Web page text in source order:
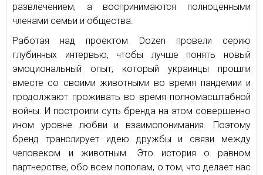
развлечением, а воспринимаются полноценными
членами семьи и общества.
Работая над проектом Dozen провели серию
глубинных интервью, чтобы лучше понять новый
эмоциональный опыт, который украинцы прошли
вместе со своими животными во время пандемии и
продолжают проживать во время полномасштабной
войны. И построили суть бренда на этом совершенно
ином уровне любви и взаимопонимания. Поэтому
бренд транслирует идею дружбы и связи между
человеком и животным. Это история о равном
партнерстве, обо всем пополам, о том, что делает нас